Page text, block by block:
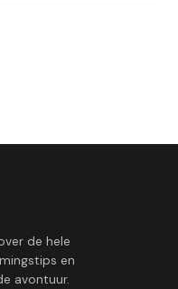
de hele
en
avontuur.